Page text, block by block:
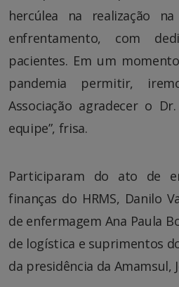
hercúlea na realização
enfrentamento, com
pacientes. Em um
pandemia permitir,
Associação agradecer o
equipe”, frisa.
Participaram do ato de
finanças do HRMS, Danilo
de enfermagem Ana Paula
de logística e suprimentos
da presidência da Amamsul,